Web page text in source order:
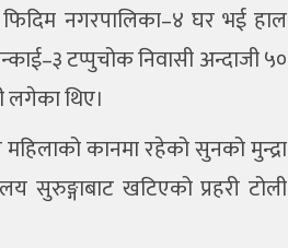
नगरपालिका–४ घर भई हाल
टप्पुचोक निवासी अन्दाजी ५०
लगेका थिए।
कानमा रहेको सुनको मुन्द्रा
सुरुङ्गाबाट खटिएको प्रहरी टोली